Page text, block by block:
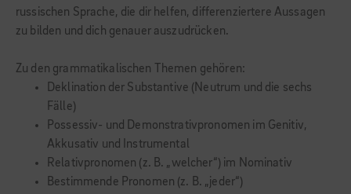
russischen Sprache, die dir helfen, differenziertere Aussagen
zu bilden und dich genauer auszudrücken.
Zu den grammatikalischen Themen gehören:
Deklination der Substantive (Neutrum und die sechs
Fälle)
Possessiv- und Demonstrativpronomen im Genitiv,
Akkusativ und Instrumental
Relativpronomen (z. B. „welcher“) im Nominativ
Bestimmende Pronomen (z. B. „jeder“)